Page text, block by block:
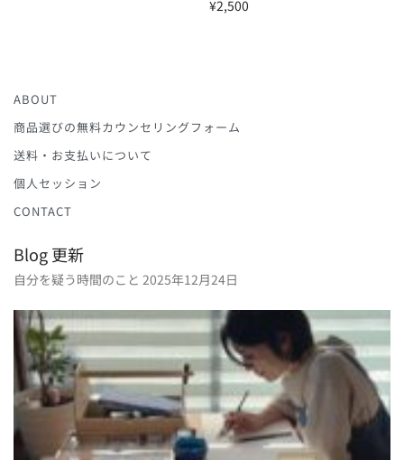
¥2,500
ABOUT
商品選びの無料カウンセリングフォーム
送料・お支払いについて
個人セッション
CONTACT
Blog 更新
自分を疑う時間のこと 2025年12月24日